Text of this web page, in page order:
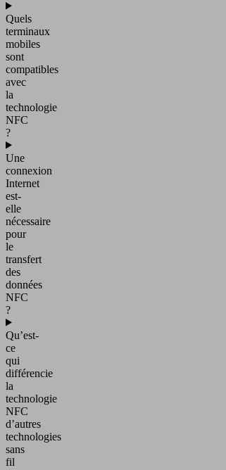
Quels
terminaux
mobiles
sont
compatibles
avec
la
technologie
NFC
?
Une
connexion
Internet
est-
elle
nécessaire
pour
le
transfert
des
données
NFC
?
Qu’est-
ce
qui
différencie
la
technologie
NFC
d’autres
technologies
sans
fil